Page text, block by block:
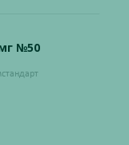
№50